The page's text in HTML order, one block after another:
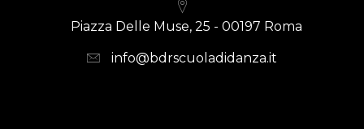
Piazza Delle Muse, 25 - 00197 Roma
info@bdrscuoladidanza.it